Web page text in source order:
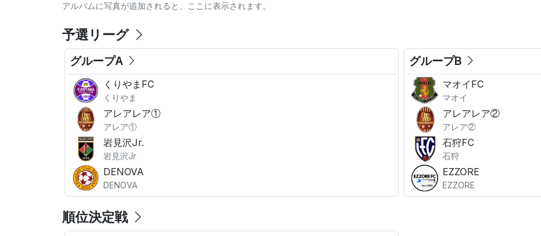
アルバムに写真が追加されると、ここに表示されます。
予選リーグ
グループA
くりやまFC
くりやま
アレアレア①
アレア①
岩見沢Jr.
岩見沢Jr
DENOVA
DENOVA
グループB
マオイFC
マオイ
アレアレア②
アレア②
石狩FC
石狩
EZZORE
EZZORE
順位決定戦